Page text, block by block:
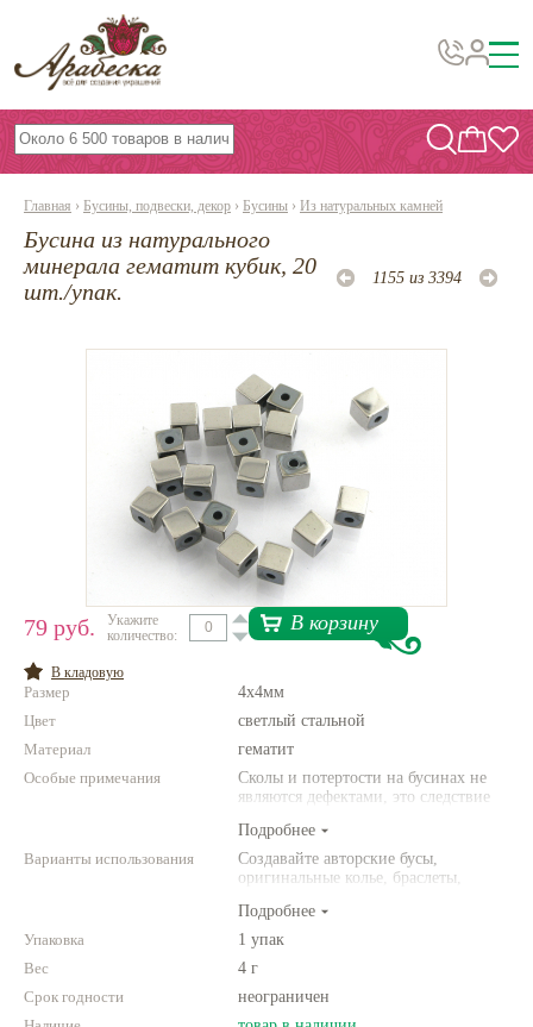
Бусины, подвески, декор
Бисер
Фурнитура
Проволока
Инструменты и материалы
Эпоксидная смола
Шнуры, ленты, нитки
По темам и сезонам
Бисер TOHO
Нетемнеющая фурнитура
Всё для вышивки
Натуральные камни
Новинки!
О магазине
Главная › Бусины, подвески, декор › Бусины › Из натуральных камней
Бусина из натурального
минерала гематит кубик, 20
шт./упак.
1155 из 3394
79 руб.
Укажите
количество:
В корзину
В кладовую
Размер
4х4мм
Цвет
светлый стальной
Материал
гематит
Особые примечания
Сколы и потертости на бусинах не
являются дефектами, это следствие
природного камня. Цвет и размер
товара может отличаться от
представленных на фото.
Подробнее
Варианты использования
Создавайте авторские бусы,
оригинальные колье, браслеты,
Комбинируйте различные цвета и
размеры. Фантазируйте!
Подробнее
Упаковка
1 упак
Вес
4 г
Срок годности
неограничен